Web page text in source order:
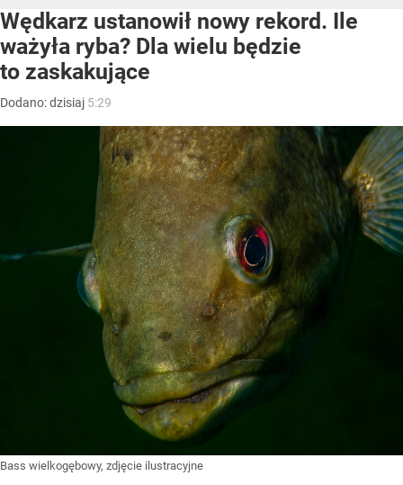
Wędkarz ustanowił nowy rekord. Ile
ważyła ryba? Dla wielu będzie
to zaskakujące
Dodano:dzisiaj 5:29
Bass wielkogębowy, zdjęcie ilustracyjne